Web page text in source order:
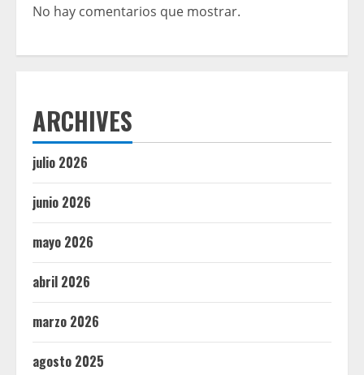
No hay comentarios que mostrar.
ARCHIVES
julio 2026
junio 2026
mayo 2026
abril 2026
marzo 2026
agosto 2025